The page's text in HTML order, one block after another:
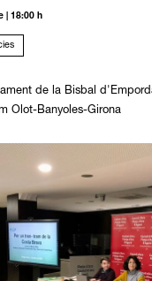
18:00 h
de la Bisbal
Olot-Banyoles-Girona